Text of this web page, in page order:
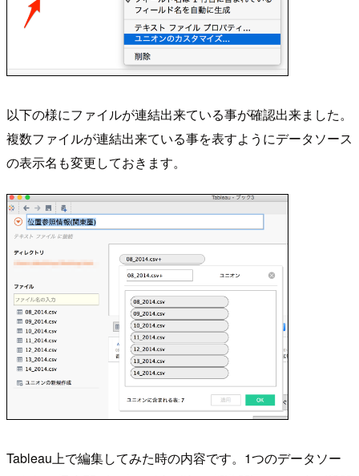
以下の様にファイルが連結出来ている事が確認出来ました。
複数ファイルが連結出来ている事を表すようにデータソース
の表示名も変更しておきます。
Tableau上で編集してみた時の内容です。1つのデータソー